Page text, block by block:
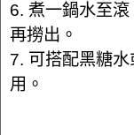
6. 煮一鍋水至
再撈出。
7. 可搭配黑糖
用。